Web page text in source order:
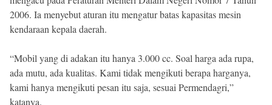
2006. Ia menyebut aturan itu mengatur batas kapasitas mesin
kendaraan kepala daerah.
“Mobil yang di adakan itu hanya 3.000 cc. Soal harga ada rupa,
ada mutu, ada kualitas. Kami tidak mengikuti berapa harganya,
kami hanya mengikuti pesan itu saja, sesuai Permendagri,”
katanya.